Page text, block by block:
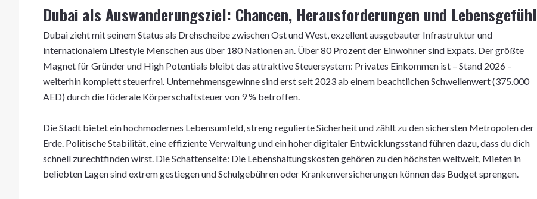
Dubai als Auswanderungsziel: Chancen, Herausforderungen und Lebensgefühl
Dubai zieht mit seinem Status als Drehscheibe zwischen Ost und West, exzellent ausgebauter Infrastruktur und
internationalem Lifestyle Menschen aus über 180 Nationen an. Über 80 Prozent der Einwohner sind Expats. Der größte
Magnet für Gründer und High Potentials bleibt das attraktive Steuersystem: Privates Einkommen ist – Stand 2026 –
weiterhin komplett steuerfrei. Unternehmensgewinne sind erst seit 2023 ab einem beachtlichen Schwellenwert (375.000
AED) durch die föderale Körperschaftsteuer von 9 % betroffen.
Die Stadt bietet ein hochmodernes Lebensumfeld, streng regulierte Sicherheit und zählt zu den sichersten Metropolen der
Erde. Politische Stabilität, eine effiziente Verwaltung und ein hoher digitaler Entwicklungsstand führen dazu, dass du dich
schnell zurechtfinden wirst. Die Schattenseite: Die Lebenshaltungskosten gehören zu den höchsten weltweit, Mieten in
beliebten Lagen sind extrem gestiegen und Schulgebühren oder Krankenversicherungen können das Budget sprengen.